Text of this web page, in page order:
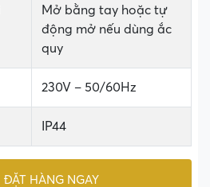
Mở bằng tay hoặc tự
động mở nếu dùng ắc
quy
230V – 50/60Hz
IP44
ĐẶT HÀNG NGAY